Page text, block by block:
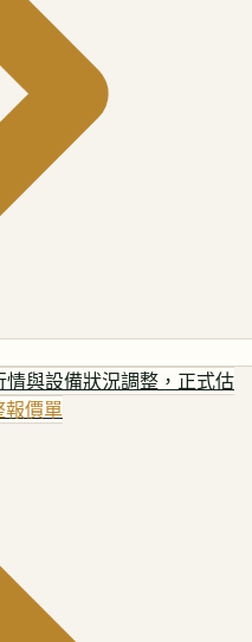
與設備狀況調整，正式估
報價單